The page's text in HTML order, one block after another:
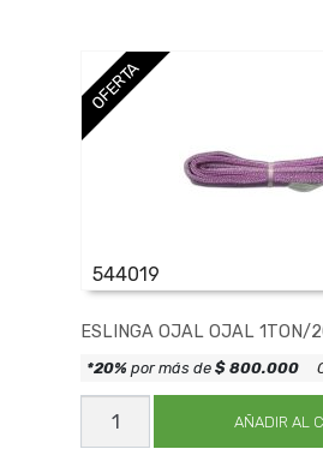
OFERTA
544019
ESLINGA OJAL OJAL 1TON/
ESLINGA
OJAL
OJAL
AÑADIR AL
*20% por más de$ 800.000